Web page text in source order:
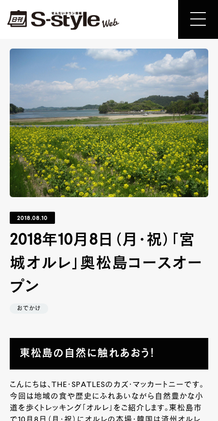
2018.08.10
2018年10月8日（月・祝）「宮
城オルレ」奥松島コースオー
プン
おでかけ
東松島の自然に触れあおう！
こんにちは、THE・SPATLESのカズ・マッカートニーです。
今回は地域の食や歴史にふれあいながら自然豊かな小
道を歩くトレッキング「オルレ」をご紹介します。東松島市